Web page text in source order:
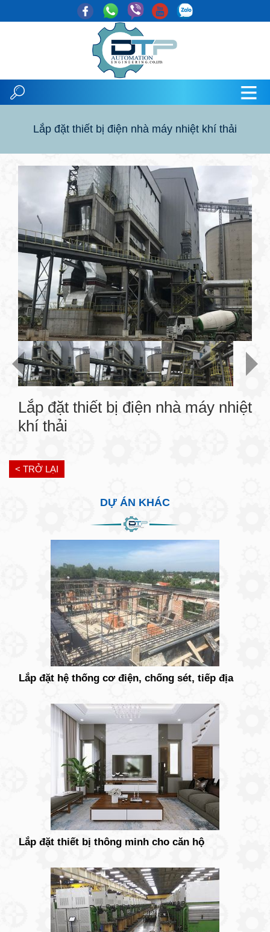
Lắp đặt thiết bị điện nhà máy nhiệt khí thải
Lắp đặt thiết bị điện nhà máy nhiệt
khí thải
< TRỞ LẠI
DỰ ÁN KHÁC
Lắp đặt hệ thống cơ điện, chống sét, tiếp địa
Lắp đặt thiết bị thông minh cho căn hộ